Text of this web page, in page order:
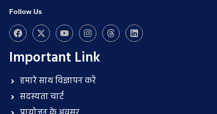
Follow Us
Important Link
हमारे साथ विज्ञापन करें
सदस्यता चार्ट